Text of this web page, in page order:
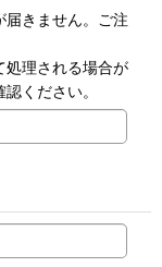
届きません。ご注
処理される場合が
ください。